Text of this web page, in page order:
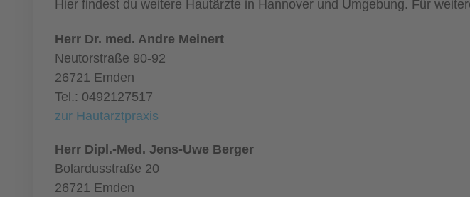
Hier findest du weitere Hautärzte in Hannover und Umgebung. Für
Herr Dr. med. Andre Meinert
Neutorstraße 90-92
26721 Emden
Tel.: 0492127517
zur Hautarztpraxis
Herr Dipl.-Med. Jens-Uwe Berger
Bolardusstraße 20
26721 Emden